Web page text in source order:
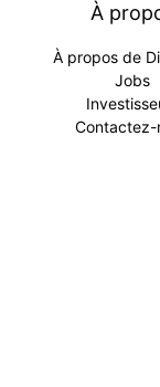
À
À propos de
Jobs
Contactez-